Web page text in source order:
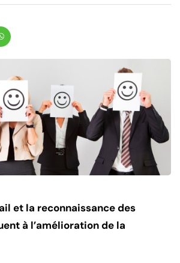
et la reconnaissance des
à l’amélioration de la